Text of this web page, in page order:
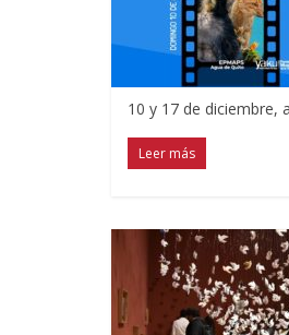
10 y 17 de diciembre,
Leer más